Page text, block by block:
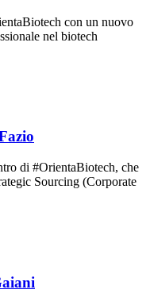
con un nuovo
nel biotech
di #OrientaBiotech, che
Sourcing (Corporate